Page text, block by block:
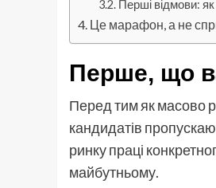
Перші відмови:
Це марафон, а не
Перше, що
Перед тим як масово
кандидатів
ринку праці
майбутньому.